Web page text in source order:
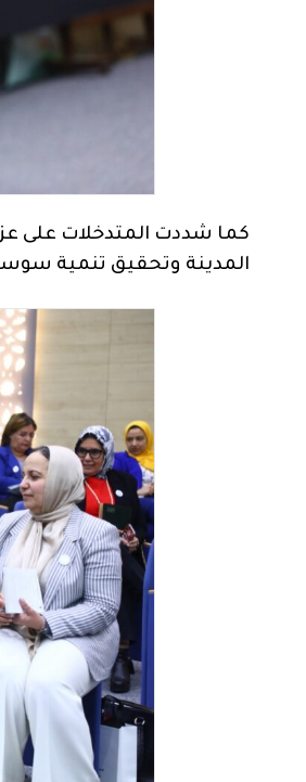
كما شددت المتدخلات على
المدينة وتحقيق تنمية